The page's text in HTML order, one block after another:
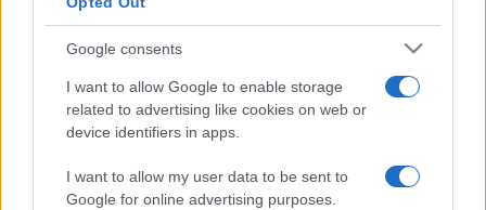
Google consents
I want to allow Google to enable storage
related to advertising like cookies on web or
device identifiers in apps.
I want to allow my user data to be sent to
Google for online advertising purposes.
során a szén-dioxid és kén-dioxid mellett egyéb, szerves
molekulák előfordulására utaló bomlástermékek is
keletkeznek, amelyek jelenlétét a Marsról származó
kőzetekben a vörös bolygón folytatott mintaelemző,
hangolható lézerspektrométeres vizsgálatok